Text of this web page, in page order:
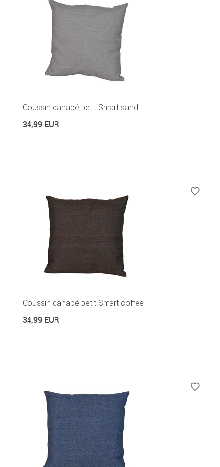
Coussin canapé petit Smart sand
34,99 EUR
Coussin canapé petit Smart coffee
34,99 EUR